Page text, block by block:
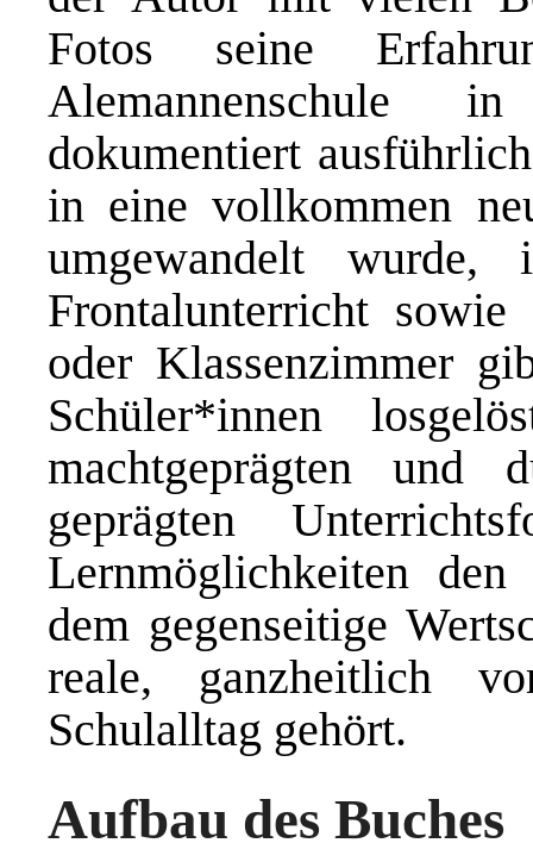
Fotos seine
Alemannenschule
dokumentiert
in eine vollkommen
umgewandelt
Frontalunterricht sowie
oder Klassenzimmer
Schüler*innen
machtgeprägten und
geprägten
Lernmöglichkeiten
dem gegenseitige
reale, ganzheitlich
Schulalltag gehört.
Aufbau des Buches